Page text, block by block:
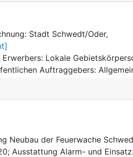
: Stadt Schwedt/Oder,
Erwerbers: Lokale
Auftraggebers:
Neubau der Feuerwache
Ausstattung Alarm- und